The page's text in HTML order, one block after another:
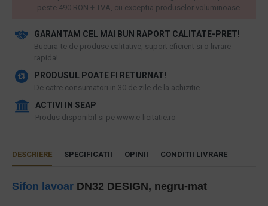
GARANTAM CEL MAI BUN RAPORT CALITATE-PRET!
​Bucura-te de produse calitative, suport eficient si o livrare
rapida!
PRODUSUL POATE FI RETURNAT!
De catre consumatori in 30 de zile de la achizitie
ACTIVI IN SEAP
Produs disponibil si pe www.e-licitatie.ro
peste 490 RON + TVA, cu exceptia produselor voluminoase.
DESCRIERE SPECIFICATII OPINII CONDITII LIVRARE
Sifon lavoar DN32 DESIGN, negru-mat